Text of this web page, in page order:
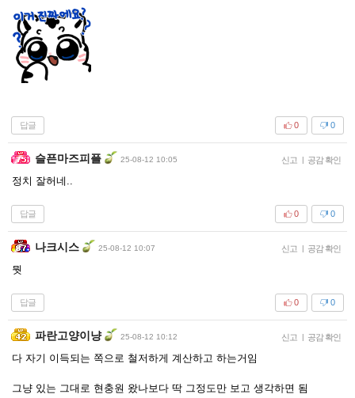
답글 0
0
슬픈마즈피플 25-08-12 10:05 신고 | 공감 확인
정치 잘허네..
답글 0
0
나크시스 25-08-12 10:07 신고 | 공감 확인
뭣
답글 0
0
파란고양이냥 25-08-12 10:12 신고 | 공감 확인
다 자기 이득되는 쪽으로 철저하게 계산하고 하는거임
그냥 있는 그대로 현충원 왔나보다 딱 그정도만 보고 생각하면 됨